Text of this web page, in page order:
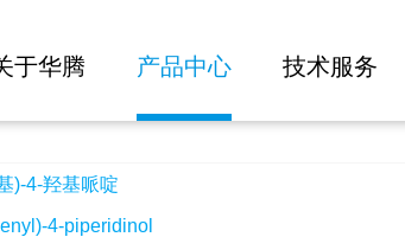
于华腾 产品中心 技术服务
)-4-羟基哌啶
4-piperidinol